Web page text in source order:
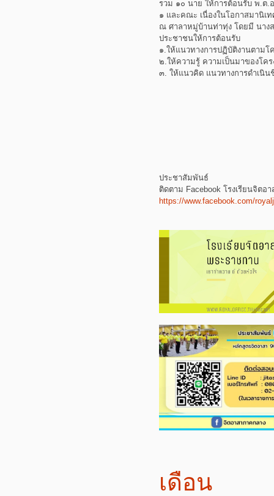
รวม ๑๐ นาย ให้การต้อนรับ พ.
๑ และคณะ เนื่องในโอกาสมานิเ
ณ ศาลาหมู่บ้านท่าทุ่ง โดยมี นาง
ประชาชนให้การต้อนรับ
๑.ให้แนวทางการปฏิบัติงานตามโ
๒.ให้ความรู้ ความเป็นมาของโคร
๓. ให้แนวคิด แนวทางการดำเนิน
ประชาสัมพันธ์
ติดตาม Facebook โรงเรียนจิตอ
https://www.facebook.com/
เดือน